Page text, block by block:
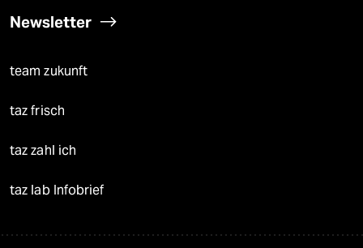
Newsletter
team zukunft
taz frisch
taz zahl ich
taz lab Infobrief